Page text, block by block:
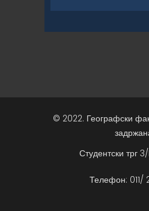
© 2022. Географски
Студентски трг
Телефон: 011/